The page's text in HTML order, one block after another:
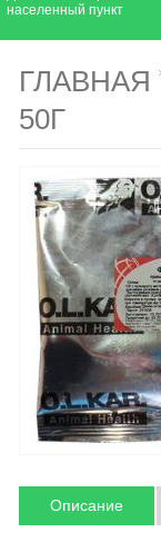
населенный пункт
ГЛАВНАЯ
50Г
Описание